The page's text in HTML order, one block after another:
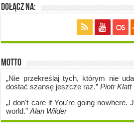
Dołącz na:
Motto
„Nie przekreślaj tych, którym nie
dostać szansę jeszcze raz.”Piotr Klatt
„I don't care if You're going nowhere.
world.”Alan Wilder